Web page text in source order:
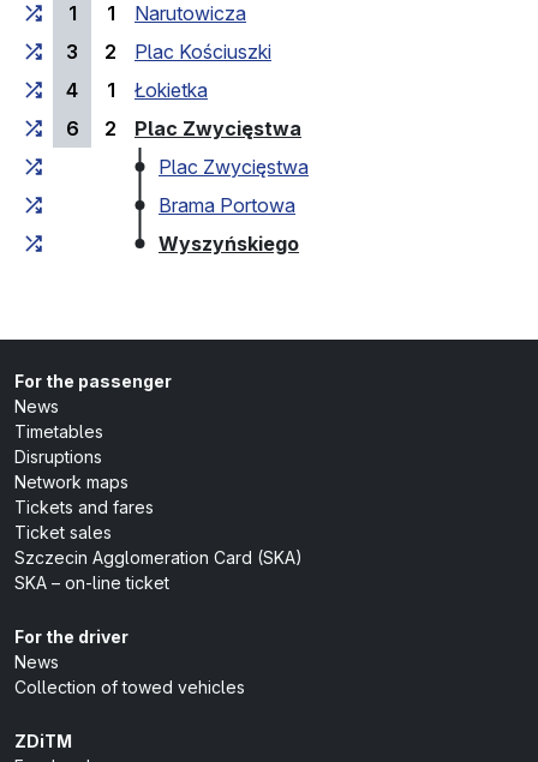
1
1
Narutowicza
3
2
Plac Kościuszki
4
1
Łokietka
6
2 Plac Zwycięstwa
Plac Zwycięstwa
Brama Portowa
Wyszyńskiego(last stop)
For the passenger
News
Timetables
Disruptions
Network maps
Tickets and fares
Ticket sales
Szczecin Agglomeration Card (SKA)
SKA – on-line ticket
For the driver
News
Collection of towed vehicles
ZDiTM